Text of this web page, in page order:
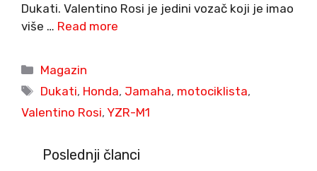
Dukati. Valentino Rosi je jedini vozač koji je imao
više … Read more
Categories
Magazin
Tags
Dukati, Honda, Jamaha, motociklista,
Valentino Rosi, YZR-M1
Poslednji članci